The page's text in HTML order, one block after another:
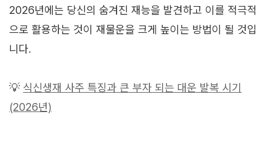
2026년에는 당신의 숨겨진 재능을 발견하고 이를 적극적
으로 활용하는 것이 재물운을 크게 높이는 방법이 될 것입
니다.
💡 식신생재 사주 특징과 큰 부자 되는 대운 발복 시기
(2026년)